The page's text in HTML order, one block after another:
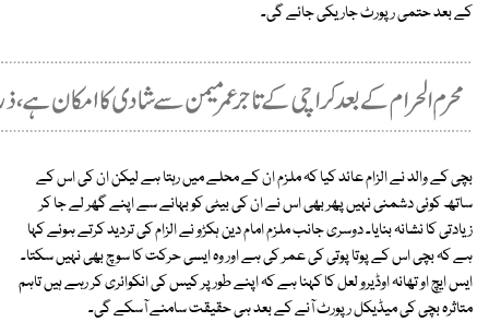
کے بعد حتمی رپورٹ جاریکی جائے گی۔
بچی کے والد نے الزام عائد کیا کہ ملزم ان کے محلے میں رہتا ہے لیکن ان کی اس کے
ساتھ کوئی دشمنی نہیں پھر بھی اس نے ان کی بیٹی کو بہانے سے اپنے گھر لے جا کر
زیادتی کا نشانہ بنایا۔ دوسری جانب ملزم امام دین ہکڑو نے الزام کی تردید کرتے ہوئے کہا
ہے کہ بچی اس کے پوتا پوتی کی عمر کی ہے اور وہ ایسی حرکت کا سوچ بھی نہیں سکتا۔
ایس ایچ او تھانہ اوڈیرو لعل کا کہنا ہے کہ اپنے طور پر کیس کی انکوائری کر رہے ہیں تاہم
متاثرہ بچی کی میڈیکل رپورٹ آنے کے بعد ہی حقیقت سامنے آسکے گی۔